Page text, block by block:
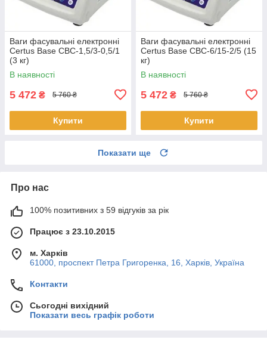
Ваги фасувальні електронні
Certus Base СВС-1,5/3-0,5/1
(3 кг)
В наявності
5 472 ₴ 5 760 ₴
Купити
Ваги фасувальні електронні
Certus Base СВС-6/15-2/5 (15
кг)
В наявності
5 472 ₴ 5 760 ₴
Купити
Показати ще
Про нас
100% позитивних з 59 відгуків за рік
Працює з 23.10.2015
м. Харків
61000, проспект Петра Григоренка, 16, Харків, Україна
Контакти
Сьогодні вихідний
Показати весь графік роботи